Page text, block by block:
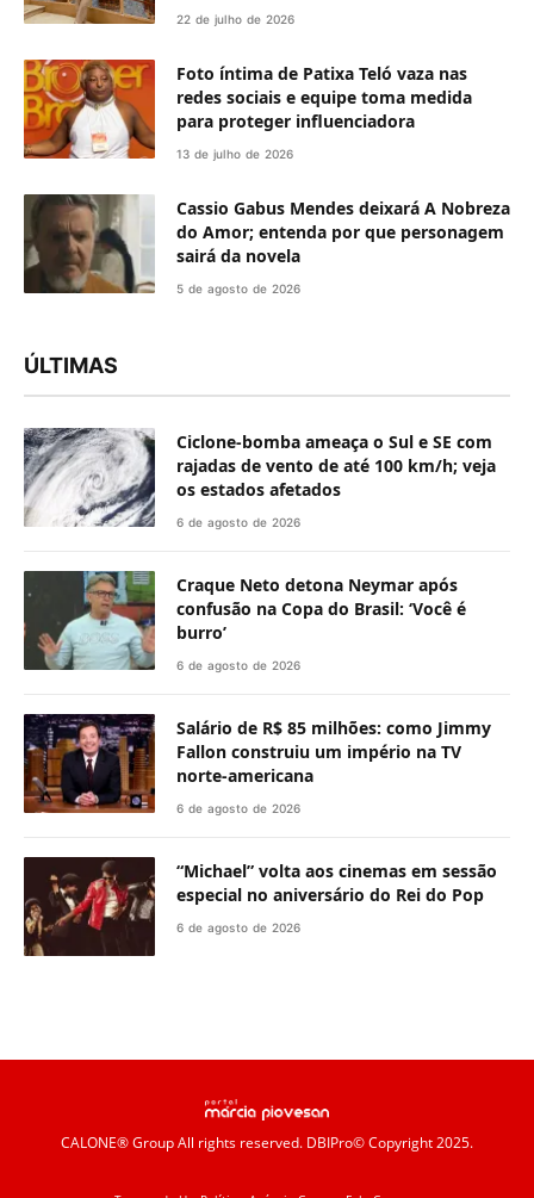
22 de julho de 2026
Foto íntima de Patixa Teló vaza nas
redes sociais e equipe toma medida
para proteger influenciadora
13 de julho de 2026
Cassio Gabus Mendes deixará A Nobreza
do Amor; entenda por que personagem
sairá da novela
5 de agosto de 2026
ÚLTIMAS
Ciclone-bomba ameaça o Sul e SE com
rajadas de vento de até 100 km/h; veja
os estados afetados
6 de agosto de 2026
Craque Neto detona Neymar após
confusão na Copa do Brasil: ‘Você é
burro’
6 de agosto de 2026
Salário de R$ 85 milhões: como Jimmy
Fallon construiu um império na TV
norte-americana
6 de agosto de 2026
“Michael” volta aos cinemas em sessão
especial no aniversário do Rei do Pop
6 de agosto de 2026
CALONE® GroupAll rights reserved. DBIPro© Copyright 2025.